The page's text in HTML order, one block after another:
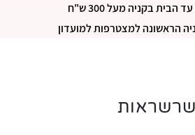
בקניה מעל 300 ש"ח
שרשראות